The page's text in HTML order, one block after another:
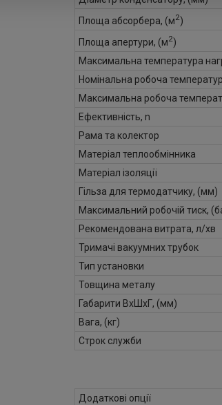
Площа абсорбера, (м2)
Площа апертури, (м2)
Максимальна температура
Номінальна робоча
Максимальна робоча
Ефективність, n
Рама та колектор
Матеріал теплообмінника
Матеріал ізоляції
Гільза для термодатчику, (мм)
Максимальний робочій тиск,
Рекомендована витрата, л/хв
Тримачі вакуумних трубок
Тип установки
Товщина металу
Габарити ВхШхГ, (мм)
Вага, (кг)
Строк служби
Додаткові опції